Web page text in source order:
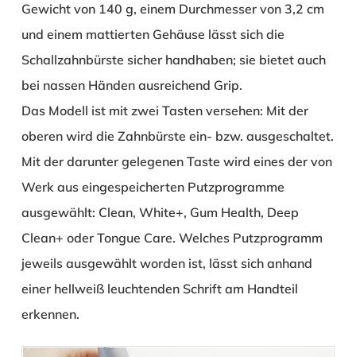
Gewicht von 140 g, einem Durchmesser von 3,2 cm
und einem mattierten Gehäuse lässt sich die
Schallzahnbürste sicher handhaben; sie bietet auch
bei nassen Händen ausreichend Grip.
Das Modell ist mit zwei Tasten versehen: Mit der
oberen wird die Zahnbürste ein- bzw. ausgeschaltet.
Mit der darunter gelegenen Taste wird eines der von
Werk aus eingespeicherten Putzprogramme
ausgewählt: Clean, White+, Gum Health, Deep
Clean+ oder Tongue Care. Welches Putzprogramm
jeweils ausgewählt worden ist, lässt sich anhand
einer hellweiß leuchtenden Schrift am Handteil
erkennen.